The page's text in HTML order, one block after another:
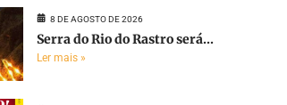
8 DE AGOSTO DE 2026
Serra do Rio do Rastro será...
Ler mais »